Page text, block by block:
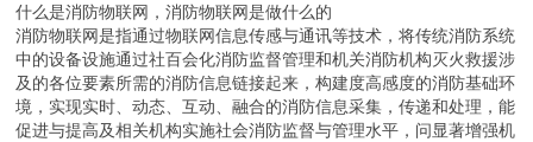
什么是消防物联网，消防物联网是做什么的
消防物联网是指通过物联网信息传感与通讯等技术，将传统消防系统
中的设备设施通过社百会化消防监督管理和机关消防机构灭火救援涉
及的各位要素所需的消防信息链接起来，构建度高感度的消防基础环
境，实现实时、动态、互动、融合的消防信息采集，传递和处理，能
促进与提高及相关机构实施社会消防监督与管理水平，问显著增强机